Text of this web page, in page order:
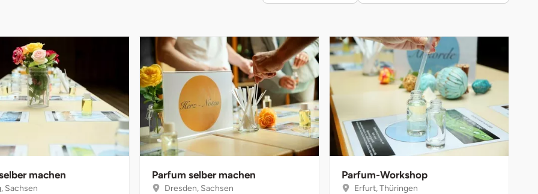
machen
Sachsen
Parfum selber machen
Dresden, Sachsen
Parfum-Workshop
Erfurt, Thüringen